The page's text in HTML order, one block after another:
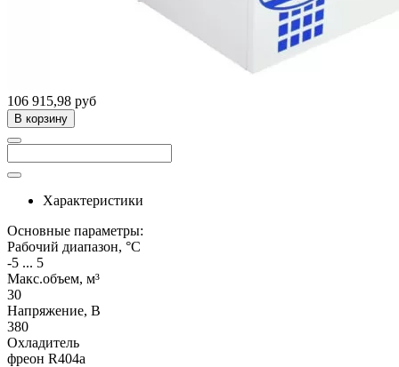
106 915,98 руб
В корзину
Характеристики
Основные параметры:
Рабочий диапазон, °C
-5 ... 5
Макс.объем, м³
30
Напряжение, В
380
Охладитель
фреон R404a